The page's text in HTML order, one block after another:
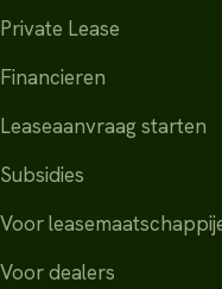
Private Lease
Financieren
Leaseaanvraag starten
Subsidies
Voor
Voor dealers